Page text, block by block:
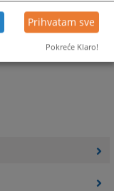
Prihvatam sve
Pokreće Klaro!